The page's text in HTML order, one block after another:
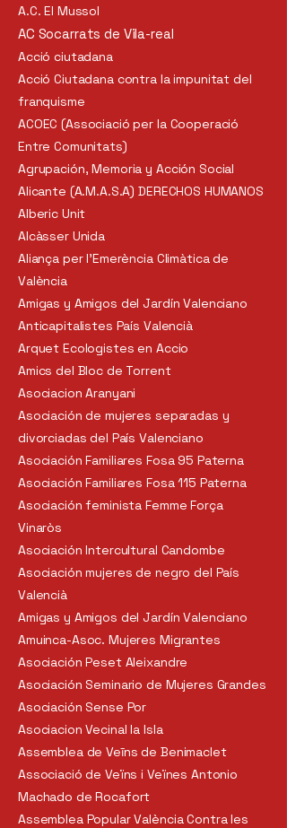
A.C. El Mussol
AC Socarrats de Vila-real
Acció ciutadana
Acció Ciutadana contra la impunitat del
franquisme
ACOEC (Associació per la Cooperació
Entre Comunitats)
Agrupación, Memoria y Acción Social
Alicante (A.M.A.S.A) DERECHOS HUMANOS
Alberic Unit
Alcàsser Unida
Aliança per l'Emerència Climàtica de
València
Amigas y Amigos del Jardín Valenciano
Anticapitalistes País Valencià
Arquet Ecologistes en Accio
Amics del Bloc de Torrent
Asociacion Aranyani
Asociación de mujeres separadas y
divorciadas del País Valenciano
Asociación Familiares Fosa 95 Paterna
Asociación Familiares Fosa 115 Paterna
Asociación feminista Femme Força
Vinaròs
Asociación Intercultural Candombe
Asociación mujeres de negro del País
Valencià
Amigas y Amigos del Jardín Valenciano
Amuinca-Asoc. Mujeres Migrantes
Asociación Peset Aleixandre
Asociación Seminario de Mujeres Grandes
Asociación Sense Por
Asociacion Vecinal la Isla
Assemblea de Veīns de Benimaclet
Associació de Veïns i Veïnes Antonio
Machado de Rocafort
Assemblea Popular València Contra les